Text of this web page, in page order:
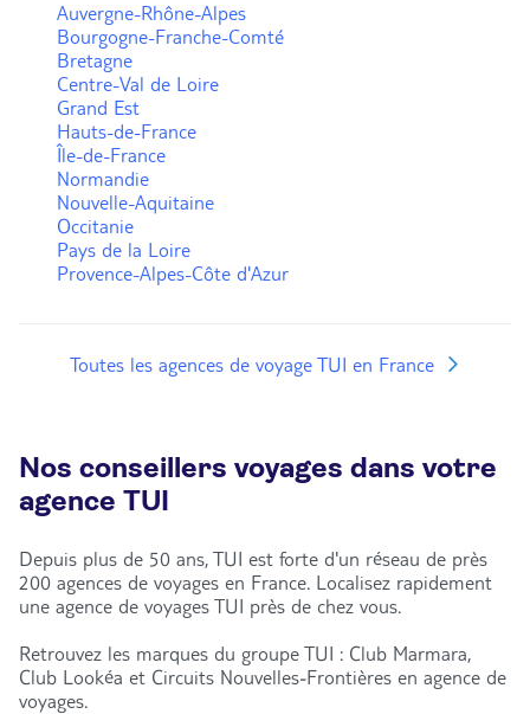
Auvergne-Rhône-Alpes
Bourgogne-Franche-Comté
Bretagne
Centre-Val de Loire
Grand Est
Hauts-de-France
Île-de-France
Normandie
Nouvelle-Aquitaine
Occitanie
Pays de la Loire
Provence-Alpes-Côte d'Azur
Toutes les agences de voyage TUI en France
Nos conseillers voyages dans votre
agence TUI
Depuis plus de 50 ans, TUI est forte d'un réseau de près
200 agences de voyages en France. Localisez rapidement
une agence de voyages TUI près de chez vous.
Retrouvez les marques du groupe TUI : Club Marmara,
Club Lookéa et Circuits Nouvelles-Frontières en agence de
voyages.